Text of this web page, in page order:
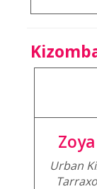
Zoya
Urban
Tarraxo